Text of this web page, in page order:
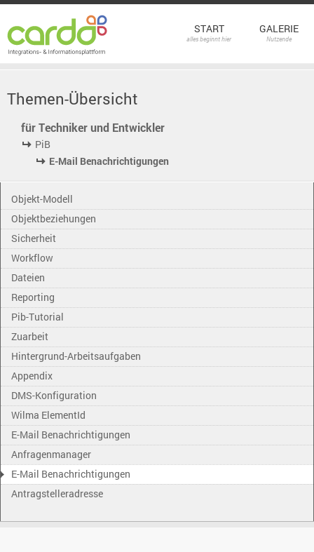
START
alles beginnt hier
GALERIE
Nutzende
Themen-Übersicht
für Techniker und Entwickler
PiB
E-Mail Benachrichtigungen
Objekt-Modell
Objektbeziehungen
Sicherheit
Workflow
Dateien
Reporting
Pib-Tutorial
Zuarbeit
Hintergrund-Arbeitsaufgaben
Appendix
DMS-Konfiguration
Wilma ElementId
E-Mail Benachrichtigungen
Anfragenmanager
E-Mail Benachrichtigungen
Antragstelleradresse